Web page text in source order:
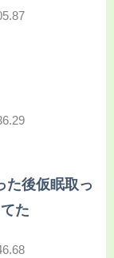
た後仮眠取っ
た